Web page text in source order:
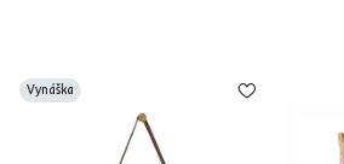
Vynáška